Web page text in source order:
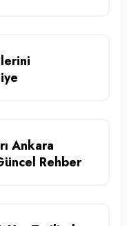
Ankara
Rehber